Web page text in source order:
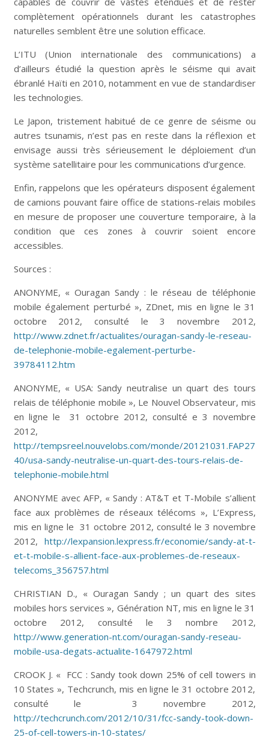
complètement opérationnels durant les catastrophes
naturelles semblent être une solution efficace.
L’ITU (Union internationale des communications) a
d’ailleurs étudié la question après le séisme qui avait
ébranlé Haïti en 2010, notamment en vue de standardiser
les technologies.
Le Japon, tristement habitué de ce genre de séisme ou
autres tsunamis, n’est pas en reste dans la réflexion et
envisage aussi très sérieusement le déploiement d’un
système satellitaire pour les communications d’urgence.
Enfin, rappelons que les opérateurs disposent également
de camions pouvant faire office de stations-relais mobiles
en mesure de proposer une couverture temporaire, à la
condition que ces zones à couvrir soient encore
accessibles.
Sources :
ANONYME, « Ouragan Sandy : le réseau de téléphonie
mobile également perturbé », ZDnet, mis en ligne le 31
octobre 2012, consulté le 3 novembre 2012,
http://www.zdnet.fr/actualites/ouragan-sandy-le-reseau-
de-telephonie-mobile-egalement-perturbe-
39784112.htm
ANONYME, « USA: Sandy neutralise un quart des tours
relais de téléphonie mobile », Le Nouvel Observateur, mis
en ligne le 31 octobre 2012, consulté e 3 novembre
2012,
http://tempsreel.nouvelobs.com/monde/20121031.FAP27
40/usa-sandy-neutralise-un-quart-des-tours-relais-de-
telephonie-mobile.html
ANONYME avec AFP, « Sandy : AT&T et T-Mobile s’allient
face aux problèmes de réseaux télécoms », L’Express,
mis en ligne le 31 octobre 2012, consulté le 3 novembre
2012, http://lexpansion.lexpress.fr/economie/sandy-at-t-
et-t-mobile-s-allient-face-aux-problemes-de-reseaux-
telecoms_356757.html
CHRISTIAN D., « Ouragan Sandy ; un quart des sites
mobiles hors services », Génération NT, mis en ligne le 31
octobre 2012, consulté le 3 nombre 2012,
http://www.generation-nt.com/ouragan-sandy-reseau-
mobile-usa-degats-actualite-1647972.html
CROOK J. « FCC : Sandy took down 25% of cell towers in
10 States », Techcrunch, mis en ligne le 31 octobre 2012,
consulté le 3 novembre 2012,
http://techcrunch.com/2012/10/31/fcc-sandy-took-down-
25-of-cell-towers-in-10-states/